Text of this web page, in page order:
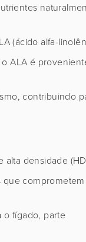
(ácido alfa-
ALA é
contribuindo
densidade
que
o fígado, parte